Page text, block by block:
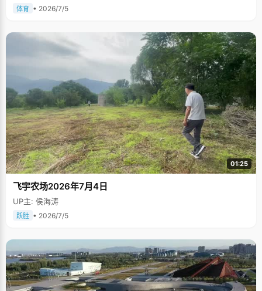
体育 • 2026/7/5
01:25
飞宇农场2026年7月4日
UP主: 侯海涛
跃胜 • 2026/7/5